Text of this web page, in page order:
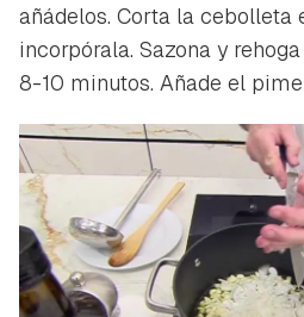
añádelos. Corta la cebolleta
incorpórala. Sazona y
8-10 minutos. Añade el